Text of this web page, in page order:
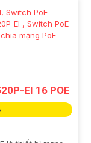
EI 16 POE